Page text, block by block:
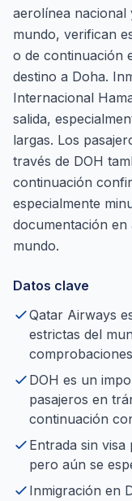
aerolínea nacional
mundo, verifican
o de continuación
destino a Doha.
Internacional
salida,
largas. Los
través de DOH
continuación
especialmente
documentación en
mundo.
Datos clave
Qatar Airways
estrictas del
DOH es un
pasajeros en
continuación
Entrada sin visa
pero aún se
Inmigración en